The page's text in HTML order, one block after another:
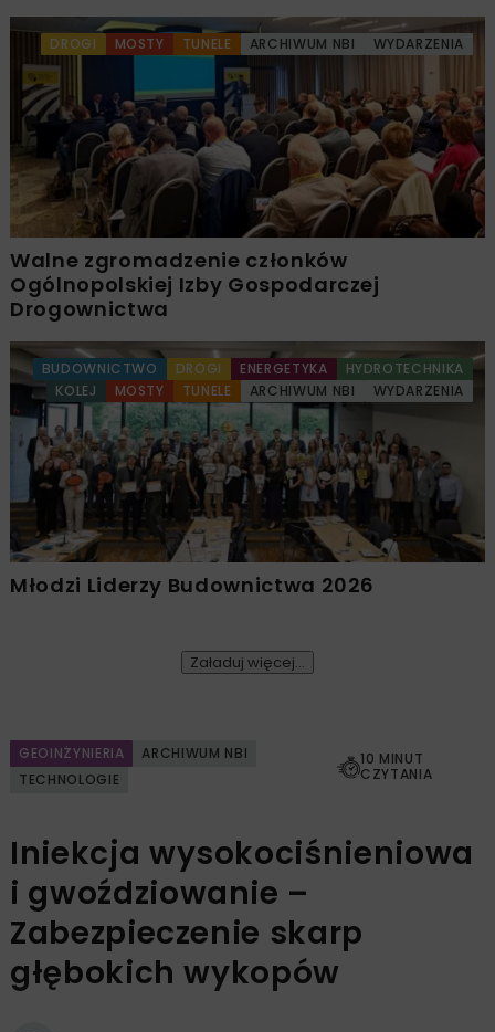
DROGI MOSTY TUNELE ARCHIWUM NBI WYDARZENIA
Walne zgromadzenie członków
Ogólnopolskiej Izby Gospodarczej
Drogownictwa
BUDOWNICTWO DROGI ENERGETYKA
HYDROTECHNIKA
KOLEJ
MOSTY TUNELE ARCHIWUM NBI WYDARZENIA
Młodzi Liderzy Budownictwa 2026
Załaduj więcej...
GEOINŻYNIERIA
ARCHIWUM NBI
TECHNOLOGIE
10 MINUT
CZYTANIA
Iniekcja wysokociśnieniowa
i gwoździowanie –
Zabezpieczenie skarp
głębokich wykopów